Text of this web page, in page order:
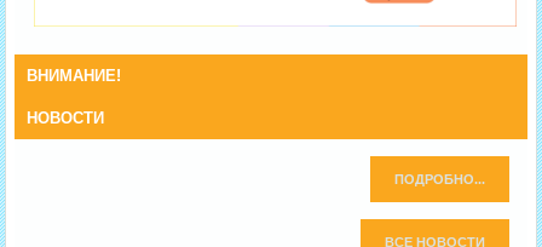
ВНИМАНИЕ!
НОВОСТИ
ПОДРОБНО...
ВСЕ НОВОСТИ